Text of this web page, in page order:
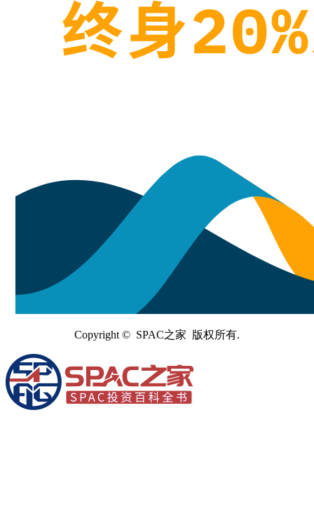
Copyright © SPAC之家 版权所有.